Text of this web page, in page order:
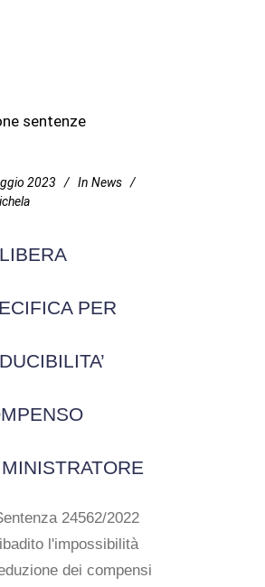
2023 In News
PER
24562/2022
l'impossibilità
dei compensi